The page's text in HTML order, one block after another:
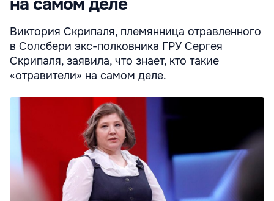
Виктория Скрипаля, племянница отравленного
в Солсбери экс-полковника ГРУ Сергея
Скрипаля, заявила, что знает, кто такие
«отравители» на самом деле.